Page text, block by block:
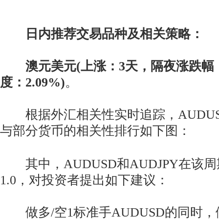
日内推荐交易品种及相关策略：
澳元美元(上涨：3天，隔夜涨跌幅
度：2.09%)。
根据外汇相关性实时追踪，
与部分货币的相关性排行如下图：
其中，AUDUSD和AUDJPY在该周
1.0，对投资者提出如下建议：
做多/空1标准手AUDUSD的同时，